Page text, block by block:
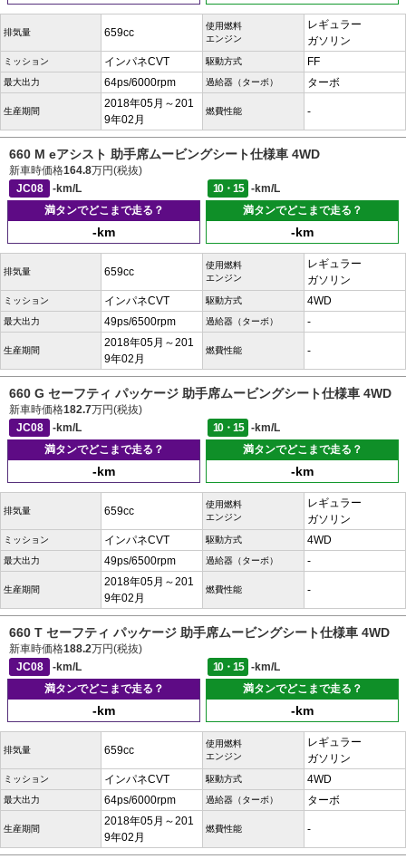
排気量 659cc
使用燃料
エンジン
レギュラー
ガソリン
ミッション インパネCVT 駆動方式 FF
最大出力 64ps/6000rpm 過給器（ターボ） ターボ
生産期間
2018年05月～201
9年02月
燃費性能 -
660 M eアシスト 助手席ムービングシート仕様車 4WD
新車時価格164.8万円(税抜)
JC08
-km/L 10・15
-km/L
満タンでどこまで走る？
-km
満タンでどこまで走る？
-km
排気量 659cc
使用燃料
エンジン
レギュラー
ガソリン
ミッション インパネCVT 駆動方式 4WD
最大出力 49ps/6500rpm 過給器（ターボ） -
生産期間
2018年05月～201
9年02月
燃費性能 -
660 G セーフティ パッケージ 助手席ムービングシート仕様車 4WD
新車時価格182.7万円(税抜)
JC08
-km/L 10・15
-km/L
満タンでどこまで走る？
-km
満タンでどこまで走る？
-km
排気量 659cc
使用燃料
エンジン
レギュラー
ガソリン
ミッション インパネCVT 駆動方式 4WD
最大出力 49ps/6500rpm 過給器（ターボ） -
生産期間
2018年05月～201
9年02月
燃費性能 -
660 T セーフティ パッケージ 助手席ムービングシート仕様車 4WD
新車時価格188.2万円(税抜)
JC08
-km/L 10・15
-km/L
満タンでどこまで走る？
-km
満タンでどこまで走る？
-km
排気量 659cc
使用燃料
エンジン
レギュラー
ガソリン
ミッション インパネCVT 駆動方式 4WD
最大出力 64ps/6000rpm 過給器（ターボ） ターボ
生産期間
2018年05月～201
9年02月
燃費性能 -